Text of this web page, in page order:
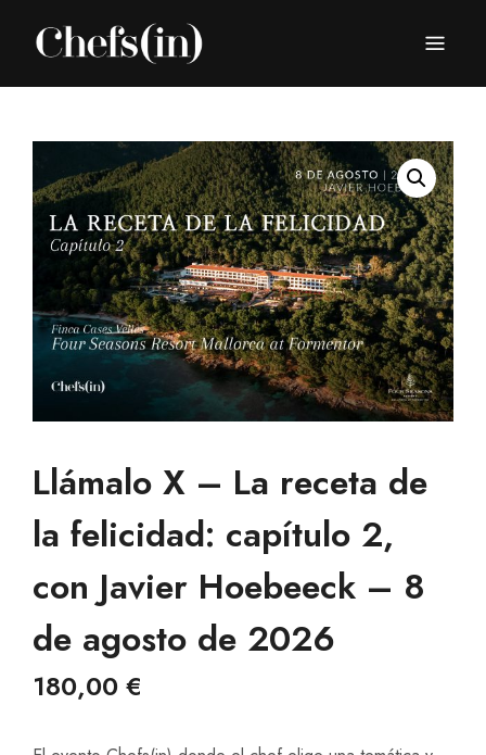
CHEFS(IN)
Llámalo X – La receta de
la felicidad: capítulo 2,
con Javier Hoebeeck – 8
de agosto de 2026
180,00 €